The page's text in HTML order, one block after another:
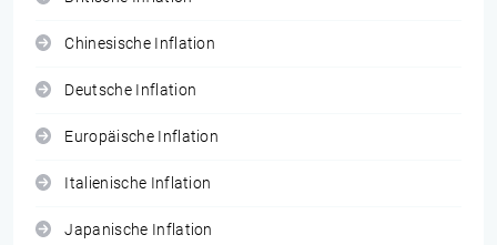
Chinesische Inflation
Deutsche Inflation
Europäische Inflation
Italienische Inflation
Japanische Inflation